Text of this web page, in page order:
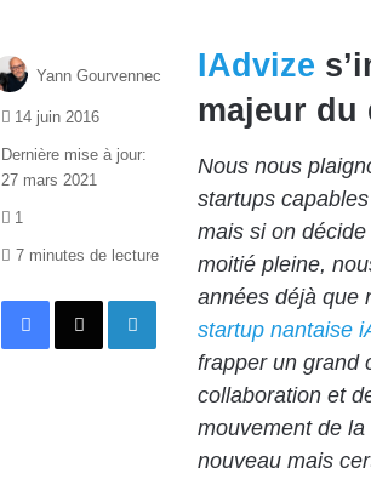
IAdvize
majeur du
Nous nous
startups
mais si on
moitié pleine,
années déjà que
startup nantaise
frapper un grand
collaboration et
mouvement de la
nouveau mais
Yann Gourvennec
14 juin 2016
Dernière mise à jour:
27 mars 2021
1
7 minutes de lecture
Facebook
X Linkedin